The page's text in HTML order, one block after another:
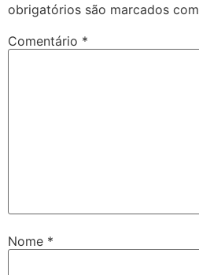
obrigatórios são marcados com
Comentário *
Nome *